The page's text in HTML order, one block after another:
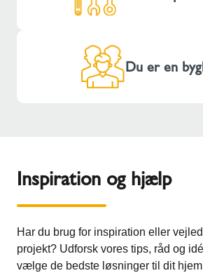
Du er en
Inspiration og hjælp
Har du brug for inspiration eller
projekt? Udforsk vores tips, råd og
vælge de bedste løsninger til dit